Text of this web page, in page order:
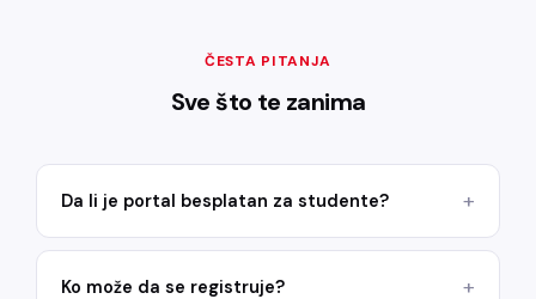
ČESTA PITANJA
Sve što te zanima
Da li je portal besplatan za studente?
Ko može da se registruje?